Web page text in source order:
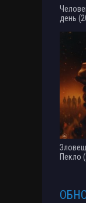
день
Пекло